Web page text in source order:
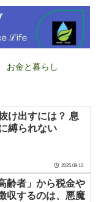
お金と暮らし
け出すには？ 息
縛られない
2025.09.10
齢者」から税金や
収するのは、悪魔